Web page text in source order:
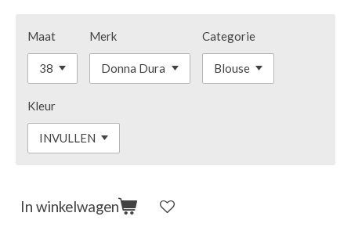
Maat Merk Categorie
Kleur
In winkelwagen